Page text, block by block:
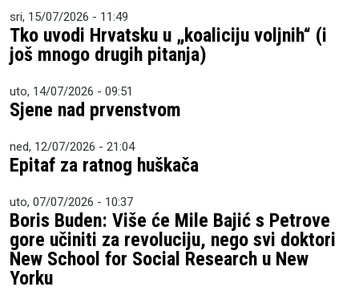
sri, 15/07/2026 - 11:49
Tko uvodi Hrvatsku u „koaliciju voljnih“ (i
još mnogo drugih pitanja)
uto, 14/07/2026 - 09:51
Sjene nad prvenstvom
ned, 12/07/2026 - 21:04
Epitaf za ratnog huškača
uto, 07/07/2026 - 10:37
Boris Buden: Više će Mile Bajić s Petrove
gore učiniti za revoluciju, nego svi doktori
New School for Social Research u New
Yorku